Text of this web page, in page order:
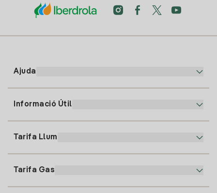
Ajuda
91 919 52 73
clientes@tuiberdrola.es
Informació Útil
Tarifa Llum
Tarifa Gas